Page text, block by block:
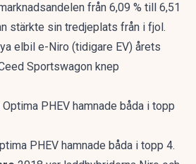
från 6,09 % till 6,51
stärkte sin tredjeplats från i fjol.
elbil e-Niro (tidigare EV) årets
Sportswagon knep
PHEV hamnade båda i topp 4.